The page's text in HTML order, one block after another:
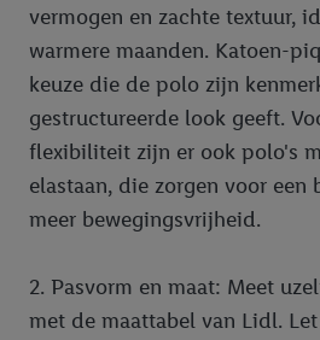
vermogen en zachte textuur,
warmere maanden. Katoen-
keuze die de polo zijn
gestructureerde look geeft.
flexibiliteit zijn er ook polo's
elastaan, die zorgen voor een
meer bewegingsvrijheid.
2. Pasvorm en maat: Meet
met de maattabel van Lidl.